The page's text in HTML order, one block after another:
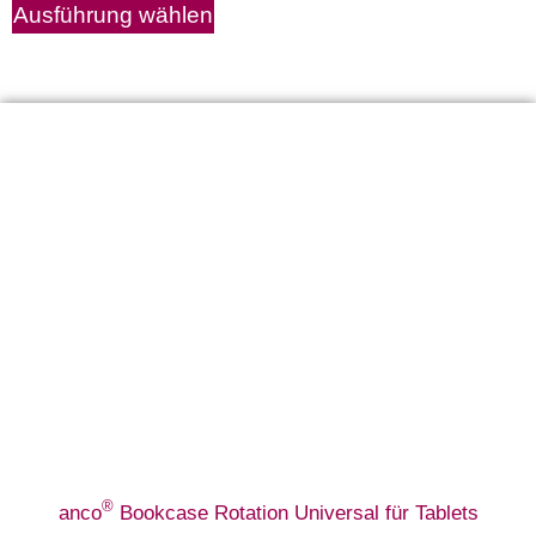
Ausführung wählen
anco®Bookcase Rotation Universal für Tablets